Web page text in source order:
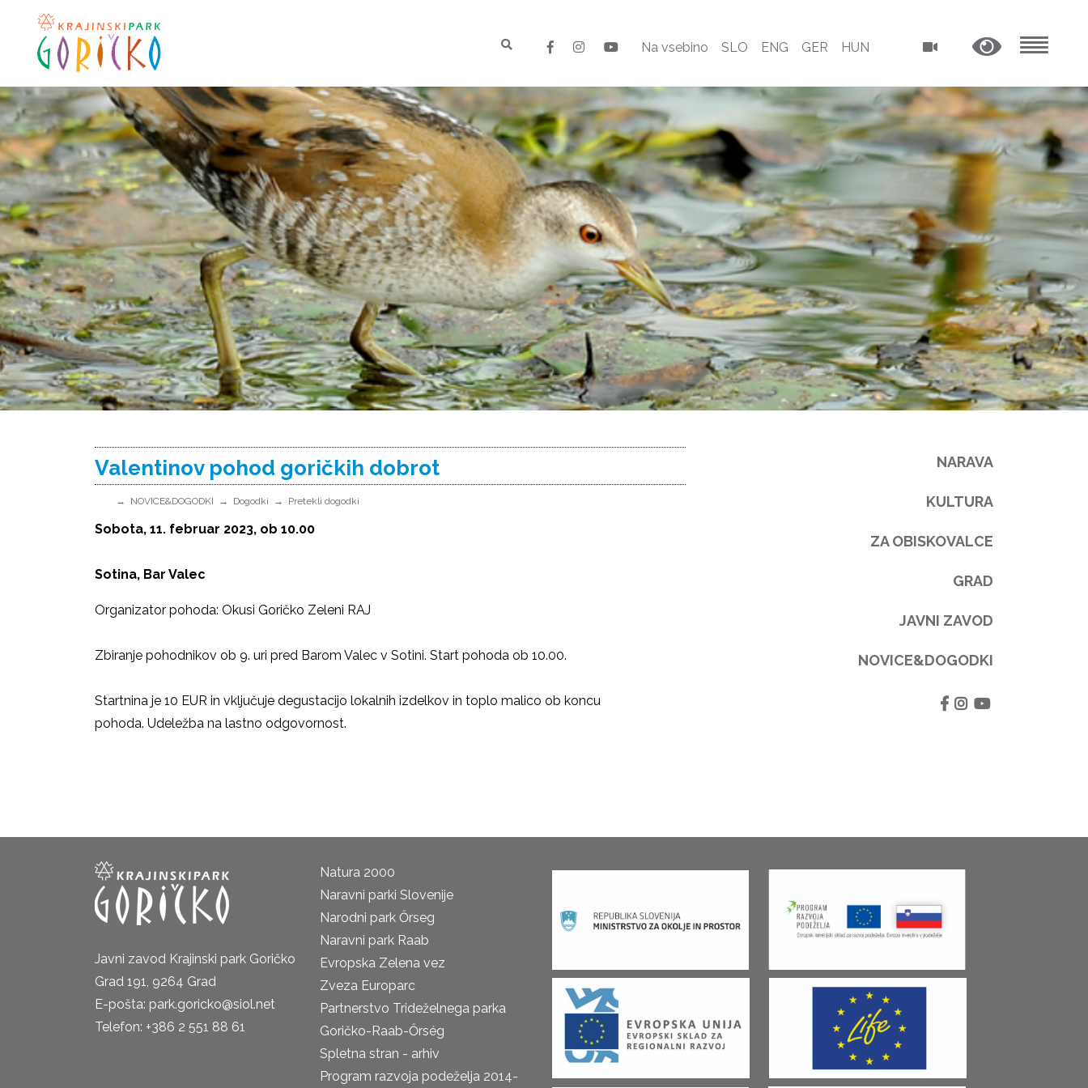
Na vsebino SLO ENG GER HUN
Valentinov pohod goričkih dobrot
NOVICE&DOGODKI Dogodki Pretekli dogodki
Sobota, 11. februar 2023, ob 10.00
Sotina, Bar Valec
Organizator pohoda: Okusi Goričko Zeleni RAJ
Zbiranje pohodnikov ob 9. uri pred Barom Valec v Sotini. Start pohoda ob 10.00.
Startnina je 10 EUR in vključuje degustacijo lokalnih izdelkov in toplo malico ob koncu
pohoda. Udeležba na lastno odgovornost.
NARAVA
KULTURA
ZA OBISKOVALCE
GRAD
JAVNI ZAVOD
NOVICE&DOGODKI
Javni zavod Krajinski park Goričko
Grad 191, 9264 Grad
E-pošta: park.goricko@siol.net
Telefon: +386 2 551 88 61
Natura 2000
Naravni parki Slovenije
Narodni park Őrseg
Naravni park Raab
Evropska Zelena vez
Zveza Europarc
Partnerstvo Trideželnega parka
Goričko-Raab-Őrség
Spletna stran - arhiv
Program razvoja podeželja 2014-